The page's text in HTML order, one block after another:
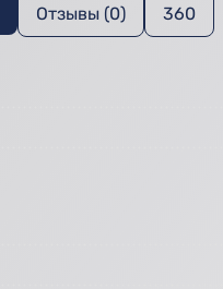
Отзывы (0) 360